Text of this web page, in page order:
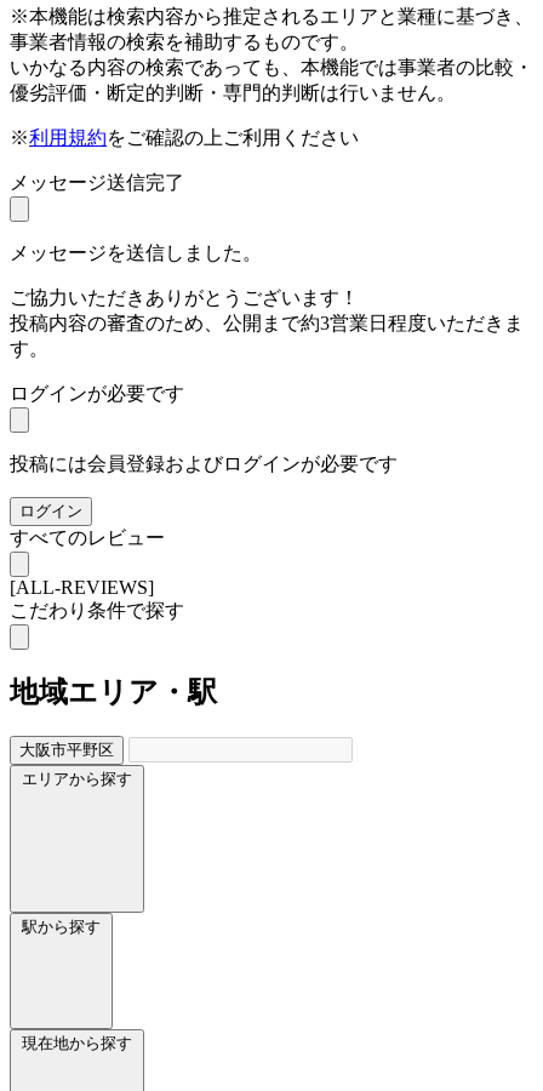
※本機能は検索内容から推定されるエリアと業種に基づき、
事業者情報の検索を補助するものです。
いかなる内容の検索であっても、本機能では事業者の比較・
優劣評価・断定的判断・専門的判断は行いません。
※利用規約をご確認の上ご利用ください
メッセージ送信完了
メッセージを送信しました。
ご協力いただきありがとうございます！
投稿内容の審査のため、公開まで約3営業日程度いただきま
す。
ログインが必要です
投稿には会員登録およびログインが必要です
ログイン
すべてのレビュー
[ALL-REVIEWS]
こだわり条件で探す
地域エリア・駅
大阪市平野区
エリアから探す
駅から探す
現在地から探す